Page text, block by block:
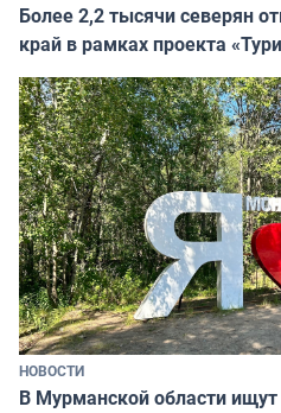
Более 2,2 тысячи северян
край в рамках проекта
НОВОСТИ
В Мурманской области